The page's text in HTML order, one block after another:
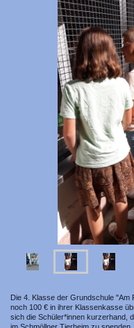
Die 4. Klasse der Grundschule "Am
noch 100 € in ihrer Klassenkasse
sich die Schüler*innen kurzerhand,
im Schmöllner Tierheim zu